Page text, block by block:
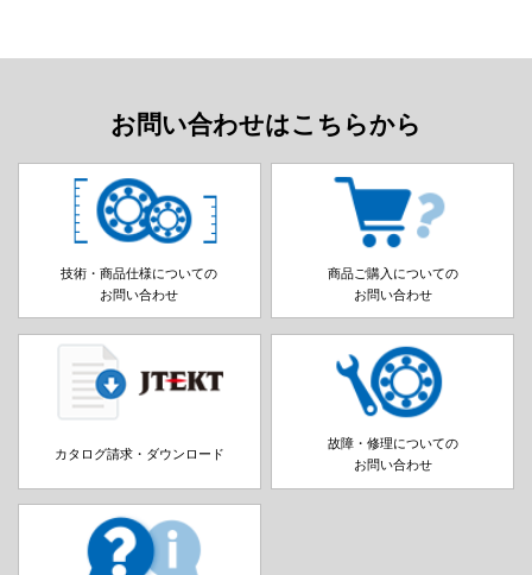
お問い合わせはこちらから
技術・商品仕様についての
お問い合わせ
商品ご購入についての
お問い合わせ
カタログ請求・ダウンロード
故障・修理についての
お問い合わせ